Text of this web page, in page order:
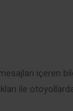
içeren
ile otoyollarda